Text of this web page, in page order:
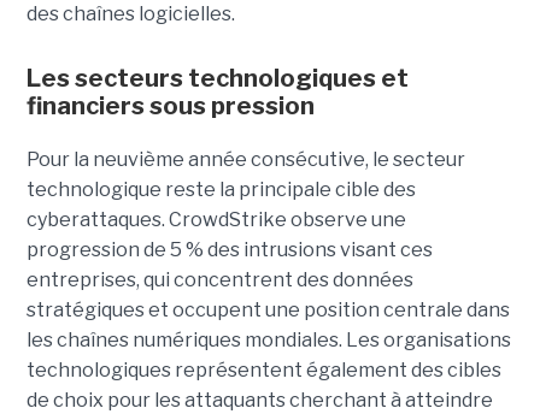
des chaînes logicielles.
Les secteurs technologiques et
financiers sous pression
Pour la neuvième année consécutive, le secteur
technologique reste la principale cible des
cyberattaques. CrowdStrike observe une
progression de 5 % des intrusions visant ces
entreprises, qui concentrent des données
stratégiques et occupent une position centrale dans
les chaînes numériques mondiales. Les organisations
technologiques représentent également des cibles
de choix pour les attaquants cherchant à atteindre